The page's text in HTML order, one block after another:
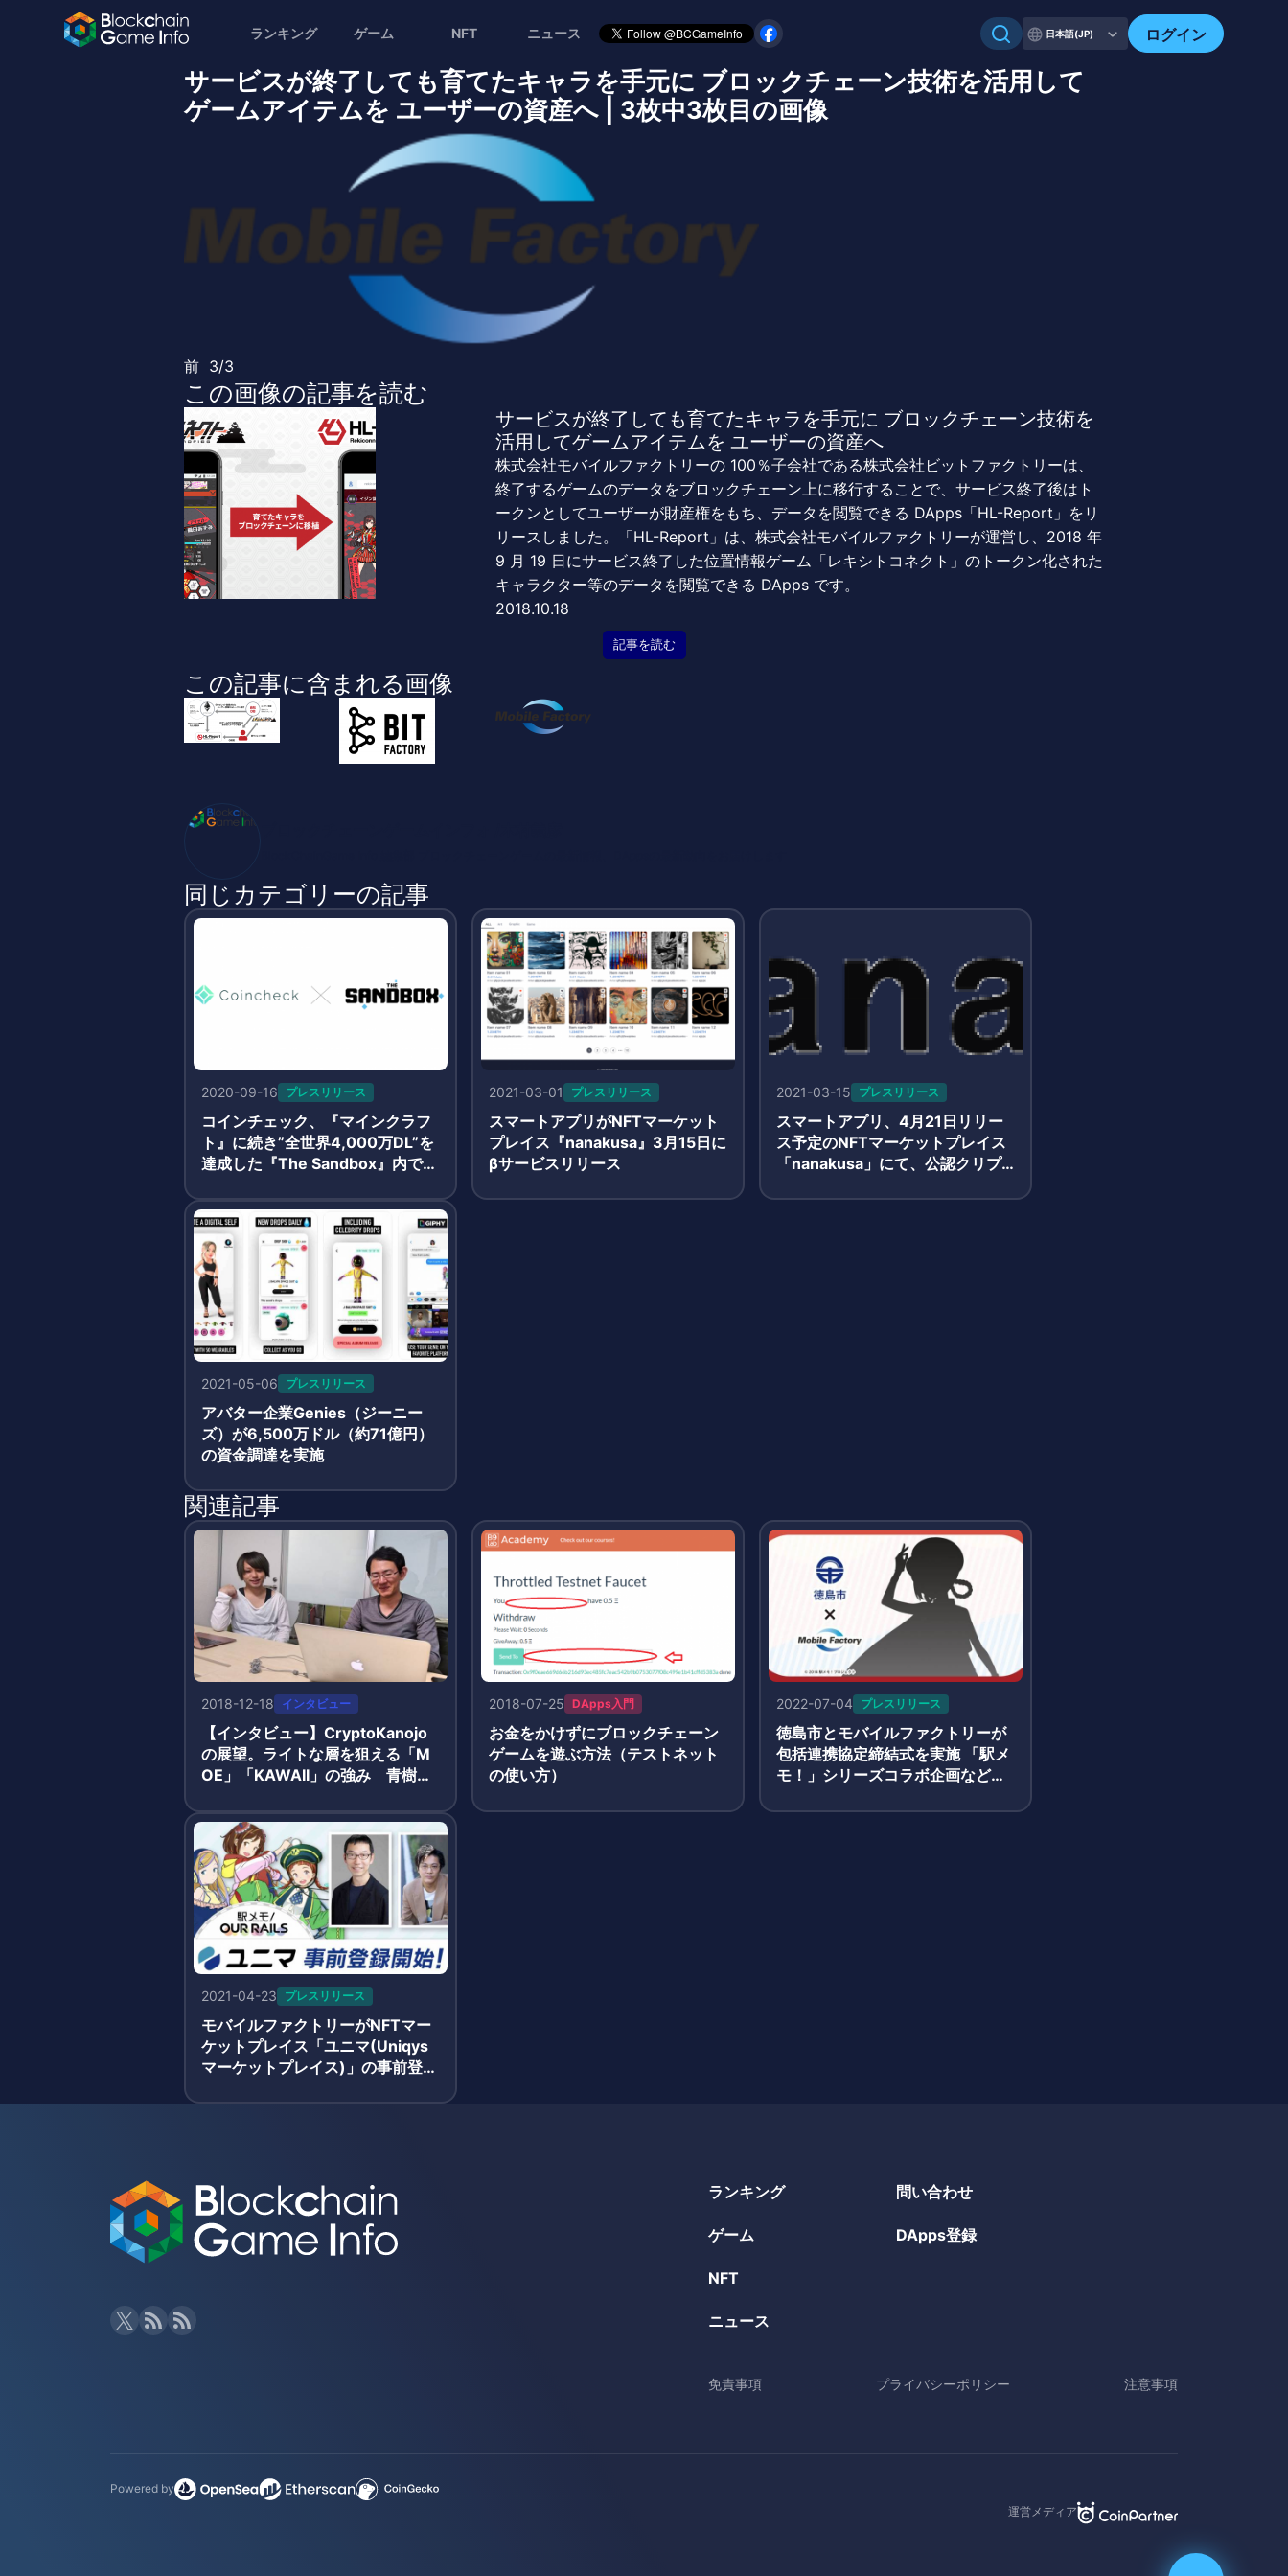
ランキング ゲーム NFT ニュース 日本語(JP) ログイン
サービスが終了しても育てたキャラを⼿元に ブロックチェーン技術を活⽤して
ゲームアイテムを ユーザーの資産へ | 3枚中3枚目の画像
前 3/3
この画像の記事を読む
サービスが終了しても育てたキャラを⼿元に ブロックチェーン技術を
活⽤してゲームアイテムを ユーザーの資産へ
株式会社モバイルファクトリーの 100％⼦会社である株式会社ビットファクトリーは、
終了するゲームのデータをブロックチェーン上に移⾏することで、サービス終了後はト
ークンとしてユーザーが財産権をもち、データを閲覧できる DApps「HL-Report」をリ
リースしました。「HL-Report」は、株式会社モバイルファクトリーが運営し、2018 年
9 ⽉ 19 ⽇にサービス終了した位置情報ゲーム「レキシトコネクト」のトークン化された
キャラクター等のデータを閲覧できる DApps です。
2018.10.18
記事を読む
この記事に含まれる画像
同じカテゴリーの記事
2020-09-16 プレスリリース
コインチェック、『マインクラフ
ト』に続き”全世界4,000万DL”を
達成した『The Sandbox』内で利
開始
2021-03-01 プレスリリース
スマートアプリがNFTマーケット
プレイス『nanakusa』3月15日に
βサービスリリース
2021-03-15 プレスリリース
スマートアプリ、4月21日リリー
ス予定のNFTマーケットプレイス
「nanakusa」にて、公認クリプ
2021-05-06 プレスリリース
アバター企業Genies（ジーニー
ズ）が6,500万ドル（約71億円）
の資金調達を実施
関連記事
2018-12-18 インタビュー
【インタビュー】CryptoKanojo
の展望。ライトな層を狙える「M
OE」「KAWAII」の強み 青樹
2018-07-25 DApps入門
お金をかけずにブロックチェーン
ゲームを遊ぶ方法（テストネット
の使い方）
2022-07-04 プレスリリース
徳島市とモバイルファクトリーが
包括連携協定締結式を実施 「駅メ
モ！」シリーズコラボ企画などを
2021-04-23 プレスリリース
モバイルファクトリーがNFTマー
ケットプレイス「ユニマ(Uniqys
マーケットプレイス)」の事前登録
カ、杉田陽平氏アート、 山口周氏
ランキング
ゲーム
NFT
ニュース
問い合わせ
DApps登録
免責事項 プライバシーポリシー 注意事項
Powered by
運営メディア